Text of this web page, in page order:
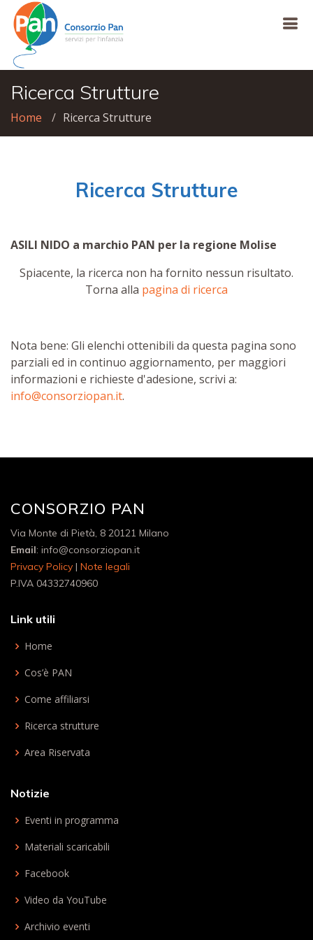
Ricerca Strutture
Home Ricerca Strutture
Ricerca Strutture
ASILI NIDO a marchio PAN per la regione Molise
Spiacente, la ricerca non ha fornito nessun risultato.
Torna alla pagina di ricerca
Nota bene: Gli elenchi ottenibili da questa pagina sono
parziali ed in continuo aggiornamento, per maggiori
informazioni e richieste d'adesione, scrivi a:
info@consorziopan.it.
CONSORZIO PAN
Via Monte di Pietà, 8 20121 Milano
Email: info@consorziopan.it
Privacy Policy | Note legali
P.IVA 04332740960
Link utili
Home
Cos’è PAN
Come affiliarsi
Ricerca strutture
Area Riservata
Notizie
Eventi in programma
Materiali scaricabili
Facebook
Video da YouTube
Archivio eventi